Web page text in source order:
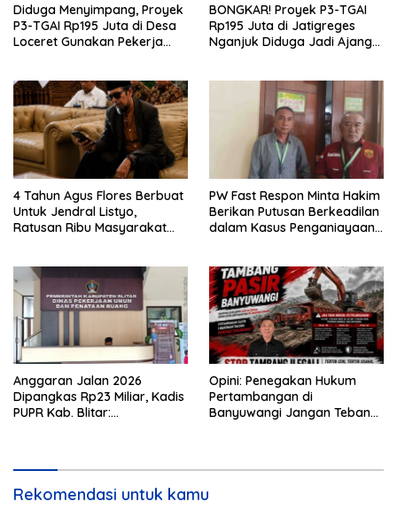
Diduga Menyimpang, Proyek
P3-TGAI Rp195 Juta di Desa
Loceret Gunakan Pekerja
BONGKAR! Proyek P3-TGAI
Rp195 Juta di Jatigreges
Nganjuk Diduga Jadi Ajang
4 Tahun Agus Flores Berbuat
Untuk Jendral Listyo,
Ratusan Ribu Masyarakat
PW Fast Respon Minta Hakim
Berikan Putusan Berkeadilan
dalam Kasus Penganiayaan
Anggaran Jalan 2026
Dipangkas Rp23 Miliar, Kadis
PUPR Kab. Blitar:
Opini: Penegakan Hukum
Pertambangan di
Banyuwangi Jangan Tebang
Rekomendasi untuk kamu